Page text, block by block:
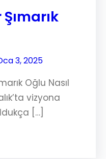
3, 2025
Oğlu Nasıl
vizyona
[…]